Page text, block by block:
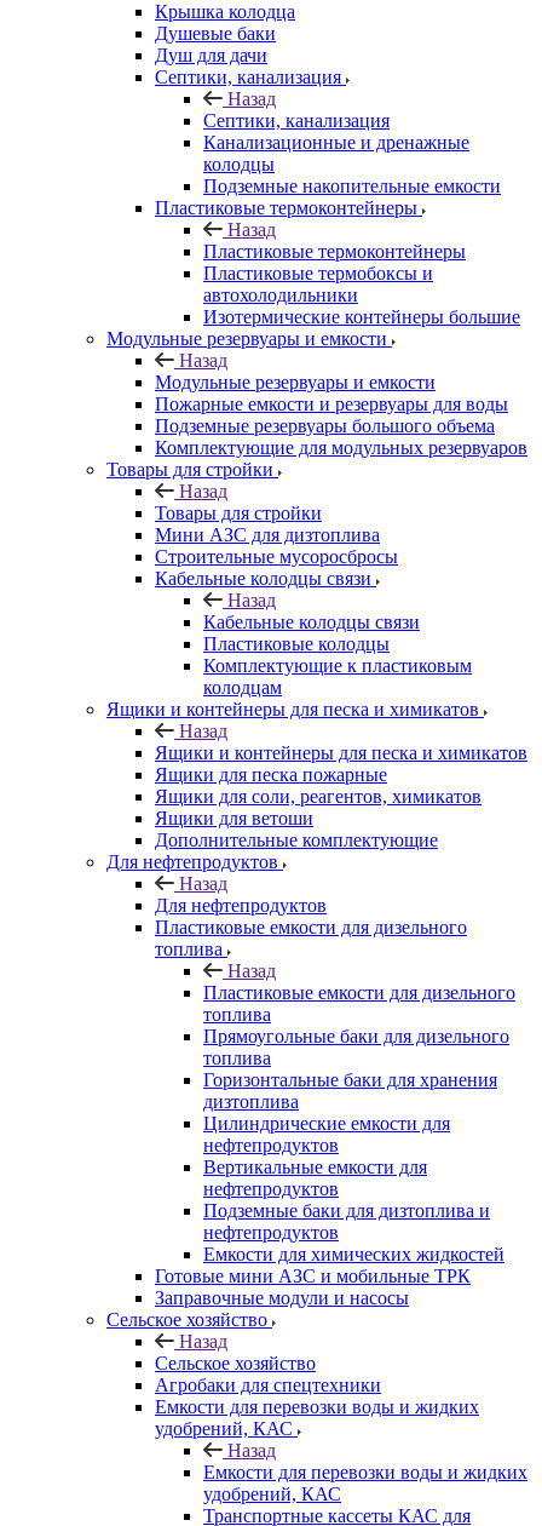
Крышка колодца
Душевые баки
Душ для дачи
Септики, канализация
Назад
Септики, канализация
Канализационные и дренажные
колодцы
Подземные накопительные емкости
Пластиковые термоконтейнеры
Назад
Пластиковые термоконтейнеры
Пластиковые термобоксы и
автохолодильники
Изотермические контейнеры большие
Модульные резервуары и емкости
Назад
Модульные резервуары и емкости
Пожарные емкости и резервуары для воды
Подземные резервуары большого объема
Комплектующие для модульных резервуаров
Товары для стройки
Назад
Товары для стройки
Мини АЗС для дизтоплива
Строительные мусоросбросы
Кабельные колодцы связи
Назад
Кабельные колодцы связи
Пластиковые колодцы
Комплектующие к пластиковым
колодцам
Ящики и контейнеры для песка и химикатов
Назад
Ящики и контейнеры для песка и химикатов
Ящики для песка пожарные
Ящики для соли, реагентов, химикатов
Ящики для ветоши
Дополнительные комплектующие
Для нефтепродуктов
Назад
Для нефтепродуктов
Пластиковые емкости для дизельного
топлива
Назад
Пластиковые емкости для дизельного
топлива
Прямоугольные баки для дизельного
топлива
Горизонтальные баки для хранения
дизтоплива
Цилиндрические емкости для
нефтепродуктов
Вертикальные емкости для
нефтепродуктов
Подземные баки для дизтоплива и
нефтепродуктов
Емкости для химических жидкостей
Готовые мини АЗС и мобильные ТРК
Заправочные модули и насосы
Сельское хозяйство
Назад
Сельское хозяйство
Агробаки для спецтехники
Емкости для перевозки воды и жидких
удобрений, КАС
Назад
Емкости для перевозки воды и жидких
удобрений, КАС
Транспортные кассеты КАС для